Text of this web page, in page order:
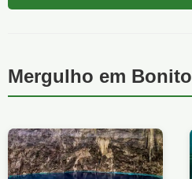
Mergulho em Bonito